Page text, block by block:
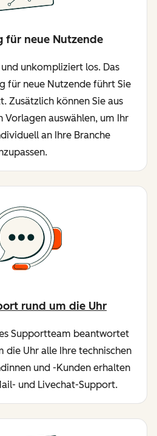
für neue Nutzende
und unkompliziert los. Das
für neue Nutzende führt Sie
Zusätzlich können Sie aus
Vorlagen auswählen, um Ihr
an Ihre Branche
rund um die Uhr
Supportteam beantwortet
die Uhr alle Ihre technischen
und -Kunden erhalten
und Livechat-Support.